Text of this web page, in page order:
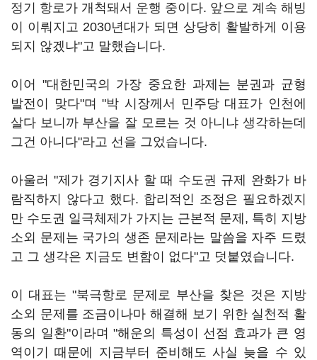
정기 항로가 개척돼서 운행 중이다. 앞으로 계속 해빙
이 이뤄지고 2030년대가 되면 상당히 활발하게 이용
되지 않겠냐"고 말했습니다.
이어 "대한민국의 가장 중요한 과제는 분권과 균형
발전이 맞다"며 "박 시장께서 민주당 대표가 인천에
살다 보니까 부산을 잘 모르는 것 아니냐 생각하는데
그건 아니다"라고 선을 그었습니다.
아울러 "제가 경기지사 할 때 수도권 규제 완화가 바
람직하지 않다고 했다. 합리적인 조정은 필요하겠지
만 수도권 일극체제가 가지는 근본적 문제, 특히 지방
소외 문제는 국가의 생존 문제라는 말씀을 자주 드렸
고 그 생각은 지금도 변함이 없다"고 덧붙였습니다.
이 대표는 "북극항로 문제로 부산을 찾은 것은 지방
소외 문제를 조금이나마 해결해 보기 위한 실천적 활
동의 일환"이라며 "해운의 특성이 선점 효과가 큰 영
역이기 때문에 지금부터 준비해도 사실 늦을 수 있